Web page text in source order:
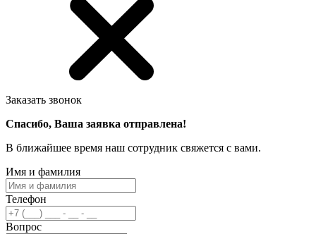
Заказать звонок
Спасибо, Ваша заявка отправлена!
В ближайшее время наш сотрудник свяжется с вами.
Имя и фамилия
Телефон
Вопрос